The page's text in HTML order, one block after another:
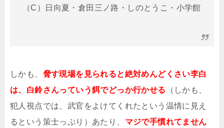
（C）日向夏・倉田三ノ路・しのとうこ・小学館
しかも、 脅す現場を見られると絶対めんどくさい李白
は、白鈴さんっていう餌でどっか行かせる （しかも、
犯人視点では、武官をよけてくれたという温情に見え
るという策士っぷり）あたり、 マジで手慣れてません